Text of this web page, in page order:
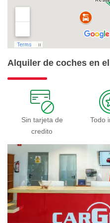
Alquiler de coches en
Sin tarjeta de
credito
Todo